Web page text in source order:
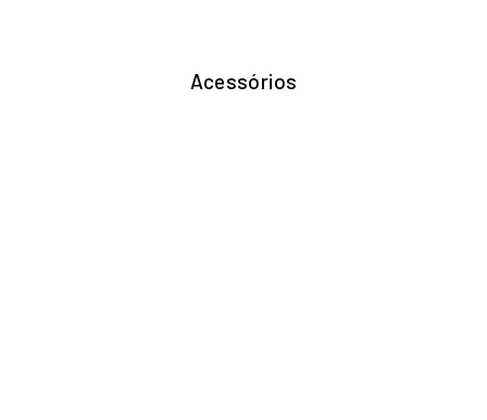
Acessórios